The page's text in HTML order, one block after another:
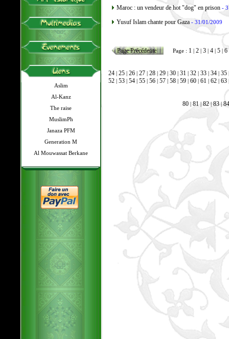
Aslim
Al-Kanz
The raise
MuslimPh
Janaza PFM
Generation M
Al Mouwassat Berkane
Maroc : un vendeur de hot "dog" en prison -
Yusuf Islam chante pour Gaza - 31/01/2009
Page Précédente Page : 1 | 2 | 3 | 4 | 5 | 6
24 | 25 | 26 | 27 | 28 | 29 | 30 | 31 | 32 | 33 | 34 | 35
52 | 53 | 54 | 55 | 56 | 57 | 58 | 59 | 60 | 61 | 62 | 63
80| 81 | 82|83| 84